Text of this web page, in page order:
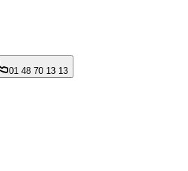
01 48 70 13 13